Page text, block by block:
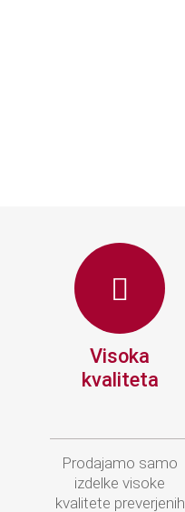
Visoka
kvaliteta
Prodajamo samo
izdelke visoke
kvalitete preverjenih